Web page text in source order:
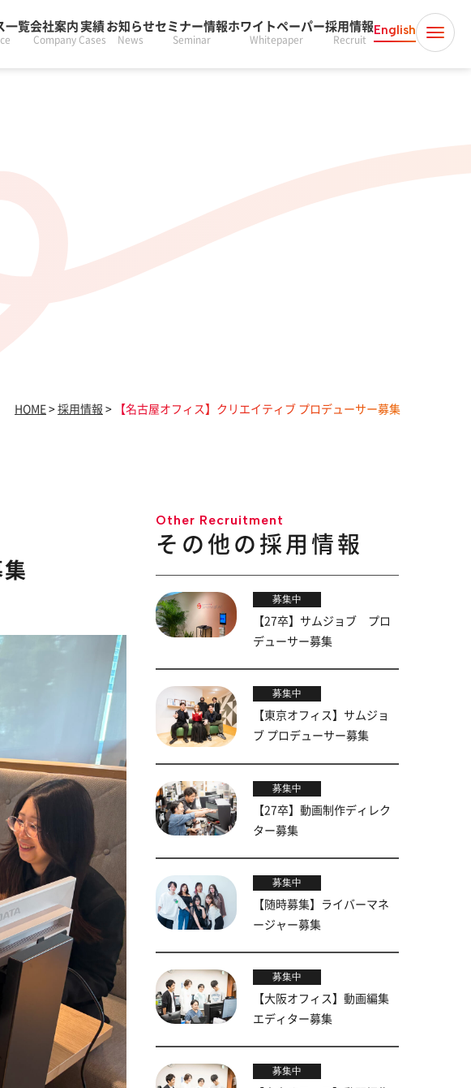
一覧会社案内
Company
実績
Cases
お知らせ
News
セミナー情報
Seminar
ホワイトペーパー
Whitepaper
採用情報
Recruit
English
HOME > 採用情報 > 【名古屋オフィス】クリエイティブ プロデューサー募集
Other Recruitment
その他の採用情報
募集中
【27卒】サムジョブ プロ
デューサー募集
募集中
【東京オフィス】サムジョ
ブ プロデューサー募集
募集中
【27卒】動画制作ディレク
ター募集
募集中
【随時募集】ライバーマネ
ージャー募集
募集中
【大阪オフィス】動画編集
エディター募集
募集中